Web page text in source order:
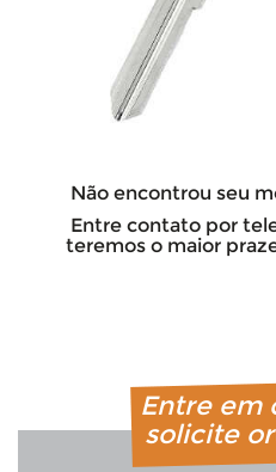
Não encontrou seu
Entre contato por
teremos o maior
Entre em
solicite